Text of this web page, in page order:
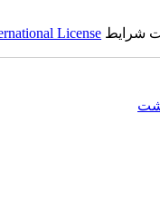
شرایط License